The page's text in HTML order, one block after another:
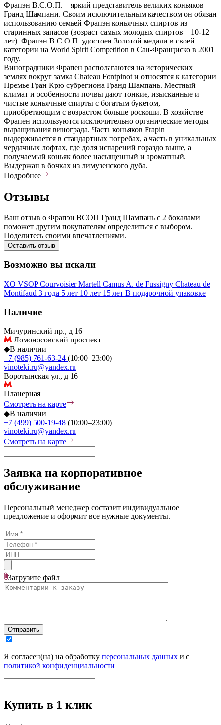
Фрапэн В.С.О.П. – яркий представитель великих коньяков
Гранд Шампани. Своим исключительным качеством он обязан
использованию семьей Фрапэн коньячных спиртов из
старинных запасов (возраст самых молодых спиртов – 10-12
лет). Фрапэн В.С.О.П. удостоен Золотой медали в своей
категории на World Spirit Competition в Сан-Франциско в 2001
году.
Виноградники Фрапен располагаются на исторических
землях вокруг замка Chateau Fontpinot и относятся к категории
Премье Гран Крю субрегиона Гранд Шампань. Местный
климат и особенности почвы дают тонкие, изысканные и
чистые коньячные спирты с богатым букетом,
приобретающим с возрастом больше роскоши. В хозяйстве
Фрапен используются исключительно органические методы
выращивания винограда. Часть коньяков Frapin
выдерживается в стандартных погребах, а часть в уникальных
чердачных лофтах, где доля испарений гораздо выше, а
получаемый коньяк более насыщенный и ароматный.
Выдержан в бочках из лимузенского дуба.
Подробнее
Отзывы
Ваш отзыв о Фрапэн ВСОП Гранд Шампань с 2 бокалами
поможет другим покупателям определиться с выбором.
Поделитесь своими впечатлениями.
Оставить отзыв
Возможно вы искали
XO VSOPCourvoisierMartell Camus A. de Fussigny Chateau de
Montifaud 3 года 5 лет 10 лет 15 лет В подарочной упаковке
Наличие
Мичуринский пр., д 16
Ломоносовский проспект
◆В наличии
+7 (985) 761-63-24 (10:00–23:00)
vinoteki.ru@yandex.ru
Воротынская ул., д 16
Планерная
Смотреть на карте
◆В наличии
+7 (499) 500-19-48 (10:00–23:00)
vinoteki.ru@yandex.ru
Смотреть на карте
Заявка на корпоративное
обслуживание
Персональный менеджер составит индивидуальное
предложение и оформит все нужные документы.
Загрузите файл
Отправить
Я согласен(на) на обработку персональных данных и с
политикой конфиденциальности
Купить в 1 клик